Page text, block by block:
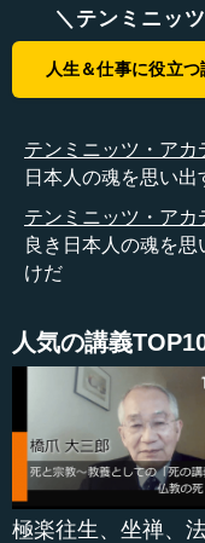
執行 だけど私も曲
祖国に愛情があり、
出し方が、「憂国の
売もうまくいってい
させ、魂をすべてぶ
それを完全な形で後
私は最大の使命の一
―― 後世への最大の
は、どんなにやって
です。私も人の説教
も聞かないし、先生
うだったので、多く
身もそうだったので
なのです。芸術性が
ものです。
＼テンミニッ
人生＆仕事に役立
テンミニッツ・アカ
日本人の魂を思い
テンミニッツ・アカ
良き日本人の魂を
けだ
人気の講義
極楽往生、坐禅、